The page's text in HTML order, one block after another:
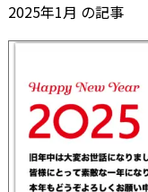
2025年1月 の記事